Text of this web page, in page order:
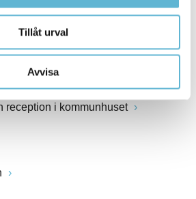
Tillåt urval
Avvisa
reception i kommunhuset